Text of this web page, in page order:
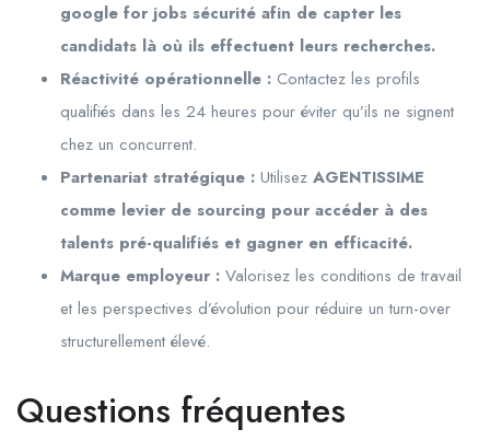
google for jobs sécurité afin de capter les
candidats là où ils effectuent leurs recherches.
Réactivité opérationnelle : Contactez les profils
qualifiés dans les 24 heures pour éviter qu’ils ne signent
chez un concurrent.
Partenariat stratégique : Utilisez AGENTISSIME
comme levier de sourcing pour accéder à des
talents pré-qualifiés et gagner en efficacité.
Marque employeur : Valorisez les conditions de travail
et les perspectives d’évolution pour réduire un turn-over
structurellement élevé.
Questions fréquentes